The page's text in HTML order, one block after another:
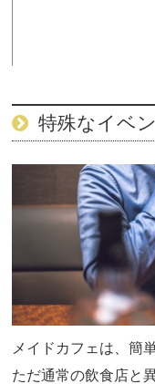
特殊なイベ
メイドカフェは、簡
ただ通常の飲食店と